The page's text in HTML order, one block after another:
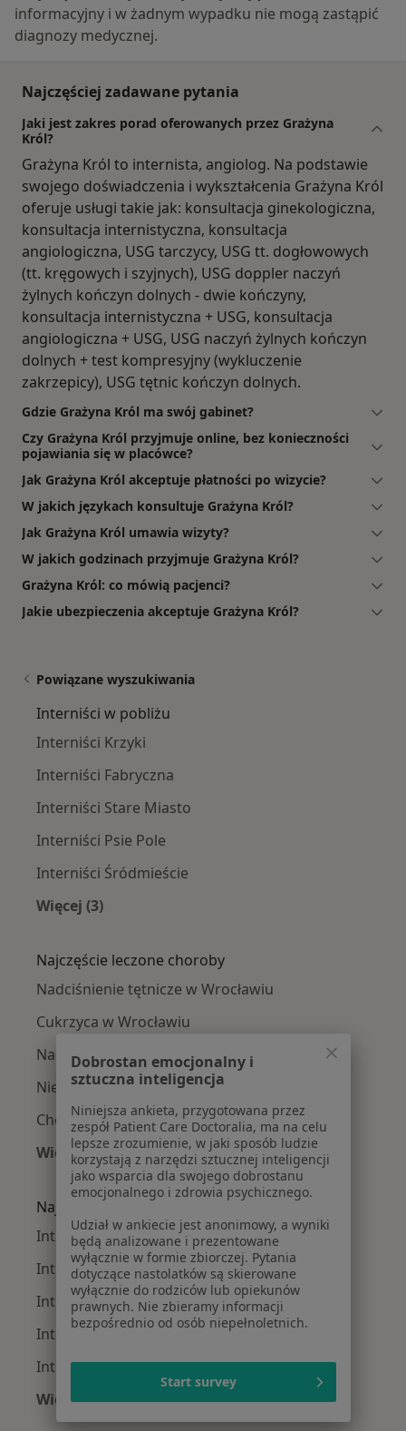
informacyjny i w żadnym wypadku nie mogą zastąpić
diagnozy medycznej.
Najczęściej zadawane pytania
Jaki jest zakres porad oferowanych przez Grażyna
Król?
Grażyna Król to internista, angiolog. Na podstawie
swojego doświadczenia i wykształcenia Grażyna Król
oferuje usługi takie jak: konsultacja ginekologiczna,
konsultacja internistyczna, konsultacja
angiologiczna, USG tarczycy, USG tt. dogłowowych
(tt. kręgowych i szyjnych), USG doppler naczyń
żylnych kończyn dolnych - dwie kończyny,
konsultacja internistyczna + USG, konsultacja
angiologiczna + USG, USG naczyń żylnych kończyn
dolnych + test kompresyjny (wykluczenie
zakrzepicy), USG tętnic kończyn dolnych.
Gdzie Grażyna Król ma swój gabinet?
Czy Grażyna Król przyjmuje online, bez konieczności
pojawiania się w placówce?
Jak Grażyna Król akceptuje płatności po wizycie?
W jakich językach konsultuje Grażyna Król?
Jak Grażyna Król umawia wizyty?
W jakich godzinach przyjmuje Grażyna Król?
Grażyna Król: co mówią pacjenci?
Jakie ubezpieczenia akceptuje Grażyna Król?
Powiązane wyszukiwania
Interniści w pobliżu
Interniści Krzyki
Interniści Fabryczna
Interniści Stare Miasto
Interniści Psie Pole
Interniści Śródmieście
Więcej (3)
Najczęście leczone choroby
Nadciśnienie tętnicze w Wrocławiu
Cukrzyca w Wrocławiu
Nadciśnienie w Wrocławiu
Niewydolność serca w Wrocławiu
Choroba niedokrwienna serca w Wrocławiu
Więcej (15)
Więcej w kategorii: Najczęście leczone
Najpopularniejsze ubezpieczenia
Interniści z Allianz w Wrocławiu
Interniści z NFZ w Wrocławiu
Interniści z Medicover w Wrocławiu
Interniści z POLMED w Wrocławiu
Interniści z INTER Polska w Wrocławiu
Więcej (5)
Więcej w kategorii: Najpopularniejsze
Dobrostan emocjonalny i
sztuczna inteligencja
Niniejsza ankieta, przygotowana przez
zespół Patient Care Doctoralia, ma na celu
lepsze zrozumienie, w jaki sposób ludzie
korzystają z narzędzi sztucznej inteligencji
jako wsparcia dla swojego dobrostanu
emocjonalnego i zdrowia psychicznego.
Udział w ankiecie jest anonimowy, a wyniki
będą analizowane i prezentowane
wyłącznie w formie zbiorczej. Pytania
dotyczące nastolatków są skierowane
wyłącznie do rodziców lub opiekunów
prawnych. Nie zbieramy informacji
bezpośrednio od osób niepełnoletnich.
Start survey